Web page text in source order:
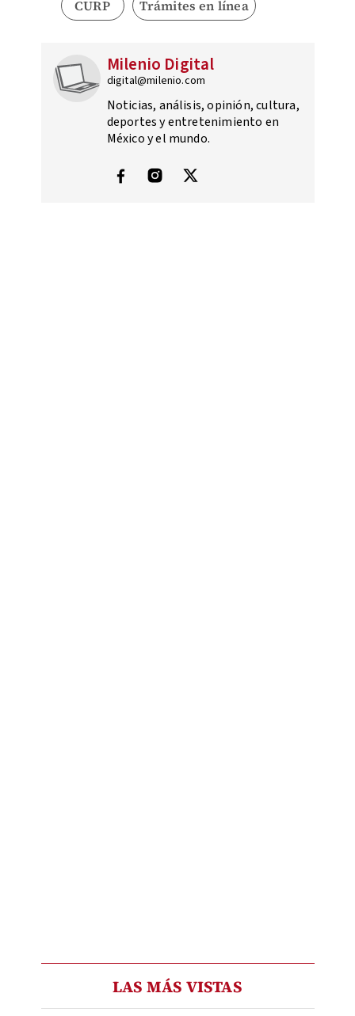
CURP Trámites en línea
Milenio Digital
digital@milenio.com
Noticias, análisis, opinión, cultura,
deportes y entretenimiento en
México y el mundo.
LAS MÁS VISTAS